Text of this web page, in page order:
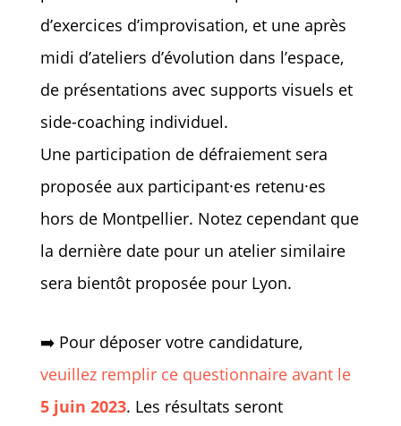
d’exercices d’improvisation, et une après
midi d’ateliers d’évolution dans l’espace,
de présentations avec supports visuels et
side-coaching individuel.
Une participation de défraiement sera
proposée aux participant·es retenu·es
hors de Montpellier. Notez cependant que
la dernière date pour un atelier similaire
sera bientôt proposée pour Lyon.
➡️ Pour déposer votre candidature,
veuillez remplir ce questionnaire avant le
5 juin 2023. Les résultats seront